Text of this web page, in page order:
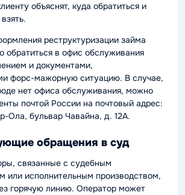
объяснят, куда обратиться и
реструктуризации займа
обратиться в офис обслуживания
и документами,
форс-мажорную ситуацию. В случае,
нет офиса обслуживания, можно
почтой России на почтовый адрес:
Ола, бульвар Чавайна, д. 12А.
обращения в суд
связанные с судебным
или исполнительным производством,
горячую линию. Оператор может